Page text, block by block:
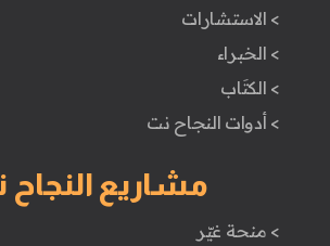
> الاستشارات
> الخبراء
> الكتَاب
> أدوات النجاح نت
مشاريع النجاح
> منحة غيّر